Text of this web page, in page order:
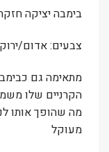
בימבה יציקה
צבעים: אדום/ירוק
מתאימה גם
הקרניים שלו
מה שהופך אותו
מעוקל